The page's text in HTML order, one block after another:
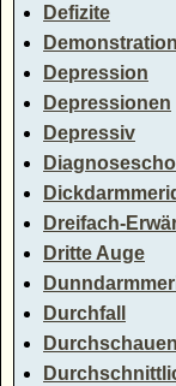
Defizite
Demonstration
Depression
Depressionen
Depressiv
Dreifach-
Dritte Auge
Durchfall
Durchschauen